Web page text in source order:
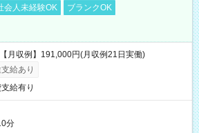
会人未経験OK
ブランクOK
月収例】191,000円(月収例21日実働)
給あり
給有り
分